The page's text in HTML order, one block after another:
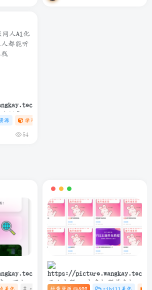
Al化转
能听懂
源 学习资料课
54
一下小卡
美化 # zibll # C # 设计
子比主题 – 文章标题前角标扫
付费资源 500 zibill美化